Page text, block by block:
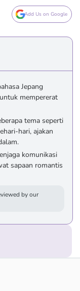
Add Us on Google
Jepang
mempererat
tema seperti
hari, ajakan
komunikasi
sapaan romantis
by our